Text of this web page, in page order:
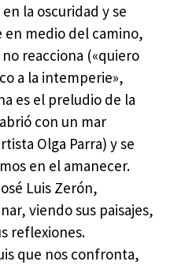
la oscuridad y se
en medio del camino,
reacciona («quiero
a la intemperie»,
es el preludio de la
con un mar
Olga Parra) y se
en el amanecer.
Luis Zerón,
viendo sus paisajes,
reflexiones.
que nos confronta,